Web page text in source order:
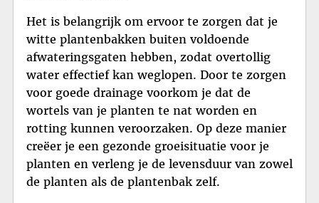
Het is belangrijk om ervoor te zorgen dat je
witte plantenbakken buiten voldoende
afwateringsgaten hebben, zodat overtollig
water effectief kan weglopen. Door te zorgen
voor goede drainage voorkom je dat de
wortels van je planten te nat worden en
rotting kunnen veroorzaken. Op deze manier
creëer je een gezonde groeisituatie voor je
planten en verleng je de levensduur van zowel
de planten als de plantenbak zelf.